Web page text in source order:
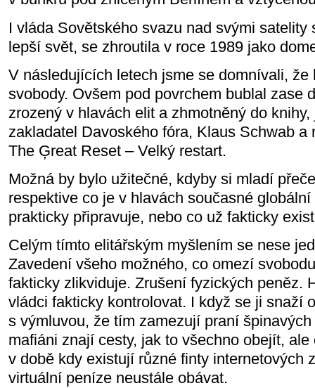
I vláda Sovětského svazu nad svými satelity
lepší svět, se zhroutila v roce 1989 jako
V následujících letech jsme se domnívali, že
svobody. Ovšem pod povrchem bublal zase
zrozený v hlavách elit a zhmotněný do
zakladatel Davoského fóra, Klaus Schwab a
The Ģreat Reset – Velký restart.
Možná by bylo užitečné, kdyby si mladí
respektive co je v hlavách současné
prakticky připravuje, nebo co už fakticky
Celým tímto elitářským myšlením se nese
Zavedení všeho možného, co omezí
fakticky zlikviduje. Zrušení fyzických peněz.
vládci fakticky kontrolovat. I když se ji snaží
s výmluvou, že tím zamezují praní
mafiáni znají cesty, jak to všechno obejít,
v době kdy existují různé finty internetových
virtuální peníze neustále obávat.